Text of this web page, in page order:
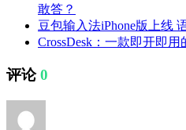
敢答？
豆包输入法iPhone版上线
CrossDesk：一款即开即
评论0